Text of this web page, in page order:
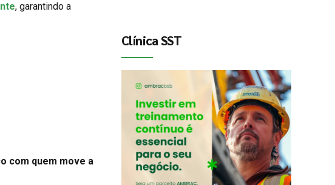
, garantindo a
com quem move a
Clínica SST